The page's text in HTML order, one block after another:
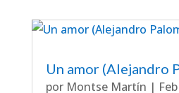
Un amor (Alejandro
por Montse Martín |